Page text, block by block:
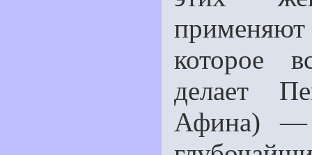
которое
делает
Афина) —